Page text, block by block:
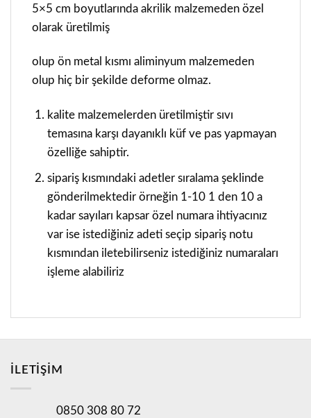
5×5 cm boyutlarında akrilik malzemeden özel
olarak üretilmiş
olup ön metal kısmı aliminyum malzemeden
olup hiç bir şekilde deforme olmaz.
kalite malzemelerden üretilmiştir sıvı
temasına karşı dayanıklı küf ve pas yapmayan
özelliğe sahiptir.
sipariş kısmındaki adetler sıralama şeklinde
gönderilmektedir örneğin 1-10 1 den 10 a
kadar sayıları kapsar özel numara ihtiyacınız
var ise istediğiniz adeti seçip sipariş notu
kısmından iletebilirseniz istediğiniz numaraları
işleme alabiliriz
İLETİŞİM
0850 308 80 72